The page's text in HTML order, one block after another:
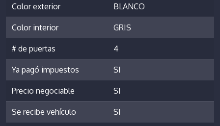
Color exterior BLANCO
Color interior GRIS
# de puertas 4
Ya pagó impuestos SI
Precio negociable SI
Se recibe vehículo SI